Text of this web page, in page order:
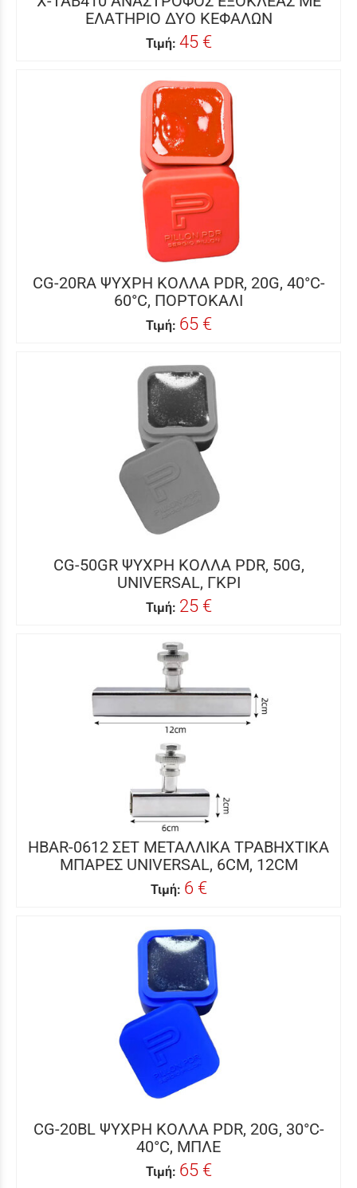
ΕΛΑΤΗΡΙΟ ΔΥΟ ΚΕΦΑΛΩΝ
Τιμή: 45 €
CG-20RA ΨΥΧΡΗ ΚΟΛΛΑ PDR, 20G, 40°C-
60°C, ΠΟΡΤΟΚΑΛΙ
Τιμή: 65 €
CG-50GR ΨΥΧΡΗ ΚΟΛΛΑ PDR, 50G,
UNIVERSAL, ΓΚΡΙ
Τιμή: 25 €
HBAR-0612 ΣΕΤ ΜΕΤΑΛΛΙΚΑ ΤΡΑΒΗΧΤΙΚΑ
ΜΠΑΡΕΣ UNIVERSAL, 6CM, 12CM
Τιμή: 6 €
CG-20BL ΨΥΧΡΗ ΚΟΛΛΑ PDR, 20G, 30°C-
40°C, ΜΠΛΕ
Τιμή: 65 €